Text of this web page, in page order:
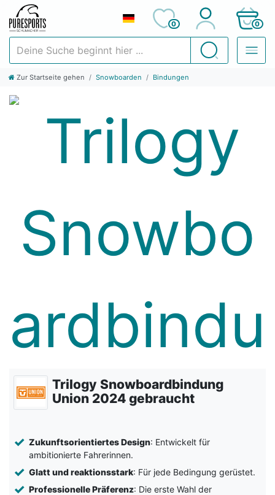
Suchen
0 0
Zur Startseite gehen Snowboarden Bindungen
Trilogy Snowboardbindung
Union 2024 gebraucht
Zukunftsorientiertes Design: Entwickelt für
ambitionierte Fahrerinnen.
Glatt und reaktionsstark: Für jede Bedingung gerüstet.
Professionelle Präferenz: Die erste Wahl der